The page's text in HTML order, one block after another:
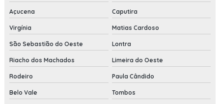
Açucena Caputira
Virgínia Matias Cardoso
São Sebastião do Oeste Lontra
Riacho dos Machados Limeira do Oeste
Rodeiro Paula Cândido
Belo Vale Tombos